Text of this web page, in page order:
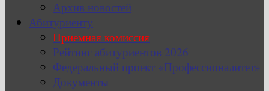
Архив новостей
Абитуриенту
Приемная комиссия
Рейтинг абитуриентов 2026
Федеральный проект «Профессионалитет»
Документы